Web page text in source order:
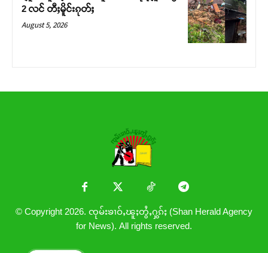
2 လင် တီႈမိူင်းၵုတ်ႈ
August 5, 2026
© Copyright 2026. ၸုမ်းၶၢဝ်ႇၽူႈတွႆႇႁွၵ်ႈ (Shan Herald Agency
for News). All rights reserved.